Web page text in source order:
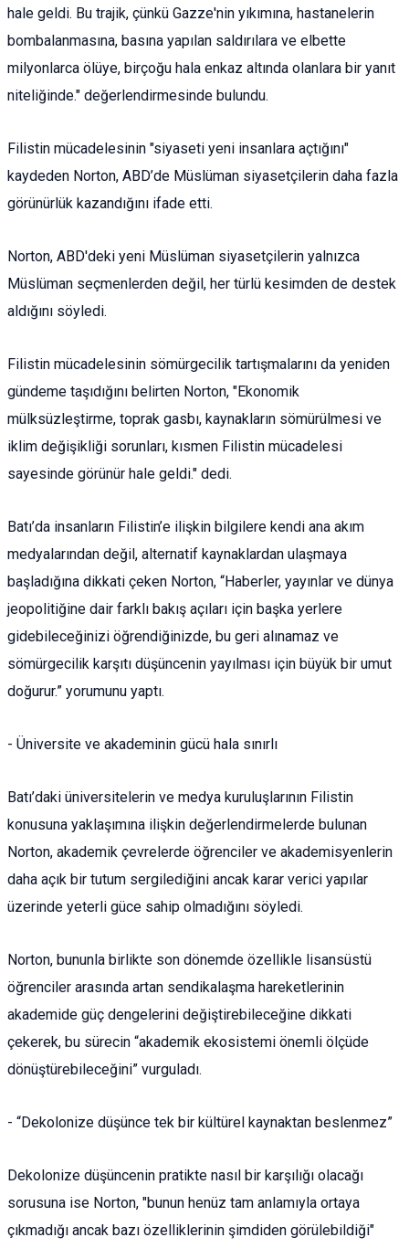
hale geldi. Bu trajik, çünkü Gazze'nin yıkımına, hastanelerin
bombalanmasına, basına yapılan saldırılara ve elbette
milyonlarca ölüye, birçoğu hala enkaz altında olanlara bir yanıt
niteliğinde." değerlendirmesinde bulundu.
Filistin mücadelesinin "siyaseti yeni insanlara açtığını"
kaydeden Norton, ABD’de Müslüman siyasetçilerin daha fazla
görünürlük kazandığını ifade etti.
Norton, ABD'deki yeni Müslüman siyasetçilerin yalnızca
Müslüman seçmenlerden değil, her türlü kesimden de destek
aldığını söyledi.
Filistin mücadelesinin sömürgecilik tartışmalarını da yeniden
gündeme taşıdığını belirten Norton, "Ekonomik
mülksüzleştirme, toprak gasbı, kaynakların sömürülmesi ve
iklim değişikliği sorunları, kısmen Filistin mücadelesi
sayesinde görünür hale geldi." dedi.
Batı’da insanların Filistin’e ilişkin bilgilere kendi ana akım
medyalarından değil, alternatif kaynaklardan ulaşmaya
başladığına dikkati çeken Norton, “Haberler, yayınlar ve dünya
jeopolitiğine dair farklı bakış açıları için başka yerlere
gidebileceğinizi öğrendiğinizde, bu geri alınamaz ve
sömürgecilik karşıtı düşüncenin yayılması için büyük bir umut
doğurur.” yorumunu yaptı.
- Üniversite ve akademinin gücü hala sınırlı
Batı’daki üniversitelerin ve medya kuruluşlarının Filistin
konusuna yaklaşımına ilişkin değerlendirmelerde bulunan
Norton, akademik çevrelerde öğrenciler ve akademisyenlerin
daha açık bir tutum sergilediğini ancak karar verici yapılar
üzerinde yeterli güce sahip olmadığını söyledi.
Norton, bununla birlikte son dönemde özellikle lisansüstü
öğrenciler arasında artan sendikalaşma hareketlerinin
akademide güç dengelerini değiştirebileceğine dikkati
çekerek, bu sürecin “akademik ekosistemi önemli ölçüde
dönüştürebileceğini” vurguladı.
- “Dekolonize düşünce tek bir kültürel kaynaktan beslenmez”
Dekolonize düşüncenin pratikte nasıl bir karşılığı olacağı
sorusuna ise Norton, "bunun henüz tam anlamıyla ortaya
çıkmadığı ancak bazı özelliklerinin şimdiden görülebildiği"